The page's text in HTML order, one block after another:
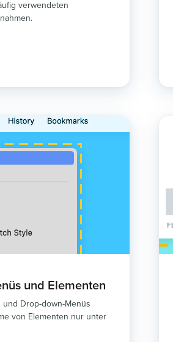
verwendeten
und Elementen
und Drop-down-Menüs
von Elementen nur unter